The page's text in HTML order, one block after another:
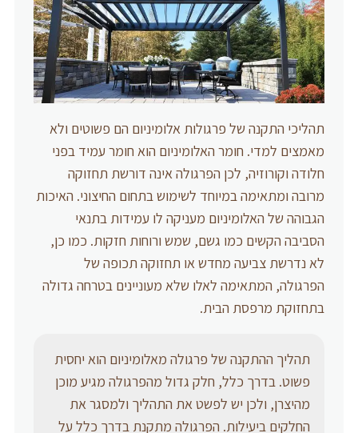
תהליכי התקנה של פרגולות אלומיניום הם פשוטים ולא
מאמצים למדי. חומר האלומיניום הוא חומר עמיד בפני
חלודה וקורוזיה, לכן הפרגולה אינה דורשת תחזוקה
מרובה ומתאימה במיוחד לשימוש בתחום החיצוני. האיכות
הגבוהה של האלומיניום מעניקה לו עמידות בתנאי
הסביבה הקשים כמו גשם, שמש ורוחות חזקות. כמו כן,
לא נדרשת צביעה מחדש או תחזוקה תכופה של
הפרגולה, המתאימה לאלו שלא מעוניינים בטרחה גדולה
בתחזוקת מרפסת הבית.
תהליך ההתקנה של פרגולה מאלומיניום הוא יחסית
פשוט. בדרך כלל, חלק גדול מהפרגולה מגיע מוכן
מהיצרן, ולכן יש לפשט את התהליך ולמסגר את
החלקים ביעילות. הפרגולה מתקנת בדרך כלל על